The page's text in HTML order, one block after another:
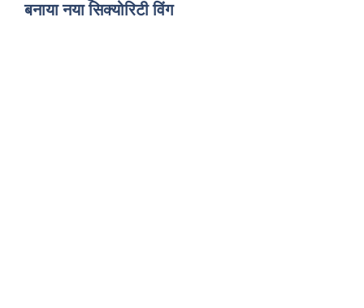
बनाया नया सिक्योरिटी विंग